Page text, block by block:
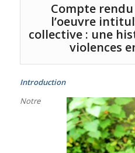
Compte
l’oeuvre
collective : une
violences
Introduction
Notre